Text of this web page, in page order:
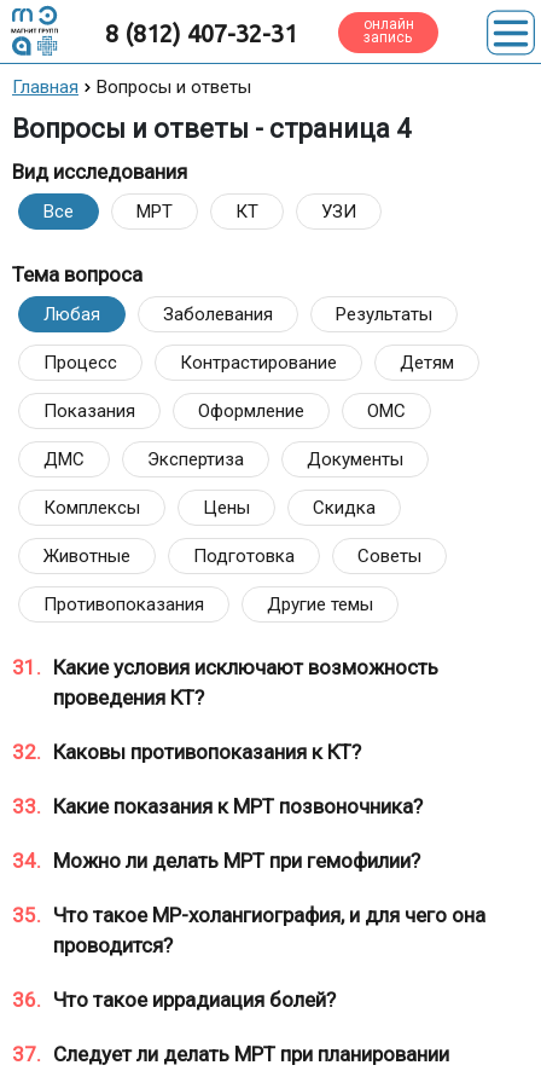
8 (812) 407-32-31 онлайн
запись
Главная Вопросы и ответы
Вопросы и ответы - страница 4
Вид исследования
Все МРТ КТ УЗИ
Тема вопроса
Любая Заболевания Результаты
Процесс Контрастирование Детям
Показания Оформление ОМС
ДМС Экспертиза Документы
Комплексы Цены Скидка
Животные Подготовка Советы
Противопоказания Другие темы
31. Какие условия исключают возможность
проведения КТ?
32. Каковы противопоказания к КТ?
33. Какие показания к МРТ позвоночника?
34. Можно ли делать МРТ при гемофилии?
35. Что такое МР-холангиография, и для чего она
проводится?
36. Что такое иррадиация болей?
37. Следует ли делать МРТ при планировании